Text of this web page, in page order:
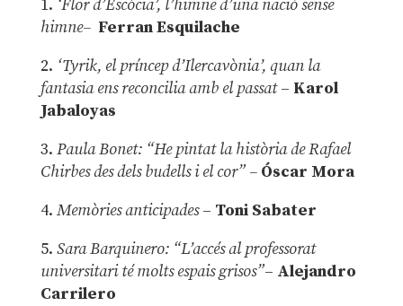
1. ‘Flor d’Escòcia’, l’himne d’una nació sense
himne– Ferran Esquilache
2. ‘Tyrik, el príncep d’Ilercavònia’, quan la
fantasia ens reconcilia amb el passat– Karol
Jabaloyas
3. Paula Bonet: “He pintat la història de Rafael
Chirbes des dels budells i el cor” –Óscar Mora
4. Memòries anticipades– Toni Sabater
5. Sara Barquinero: “L’accés al professorat
universitari té molts espais grisos”– Alejandro
Carrilero